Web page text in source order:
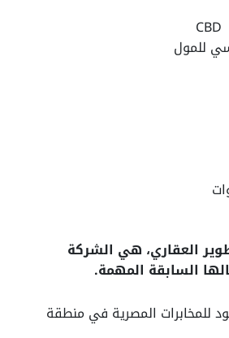
للمول
العقاري، هي الشركة
السابقة المهمة.
للمخابرات المصرية في منطقة